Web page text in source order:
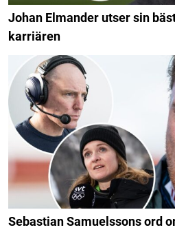
Johan Elmander utser sin
karriären
Sebastian Samuelssons ord